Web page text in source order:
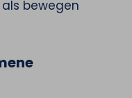
als bewegen